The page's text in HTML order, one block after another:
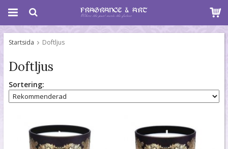
Startsida Doftljus
Doftljus
Sortering: